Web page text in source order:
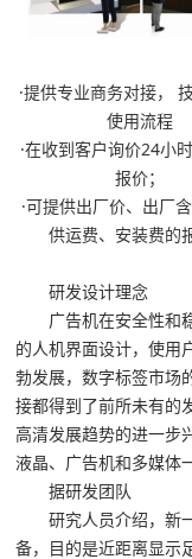
·提供专业商务对接，
使用流程
·在收到客户询价24小
报价；
·可提供出厂价、出厂
供运费、安装费的
研发设计理念
广告机在安全性和
的人机界面设计，使用
勃发展，数字标签市场
接都得到了前所未有的
高清发展趋势的进一步
液晶、广告机和多媒体
据研发团队
研究人员介绍，新
备，目的是近距离显示